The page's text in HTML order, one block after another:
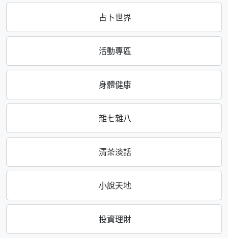
占卜世界
活動專區
身體健康
雜七雜八
清茶淡話
小說天地
投資理財